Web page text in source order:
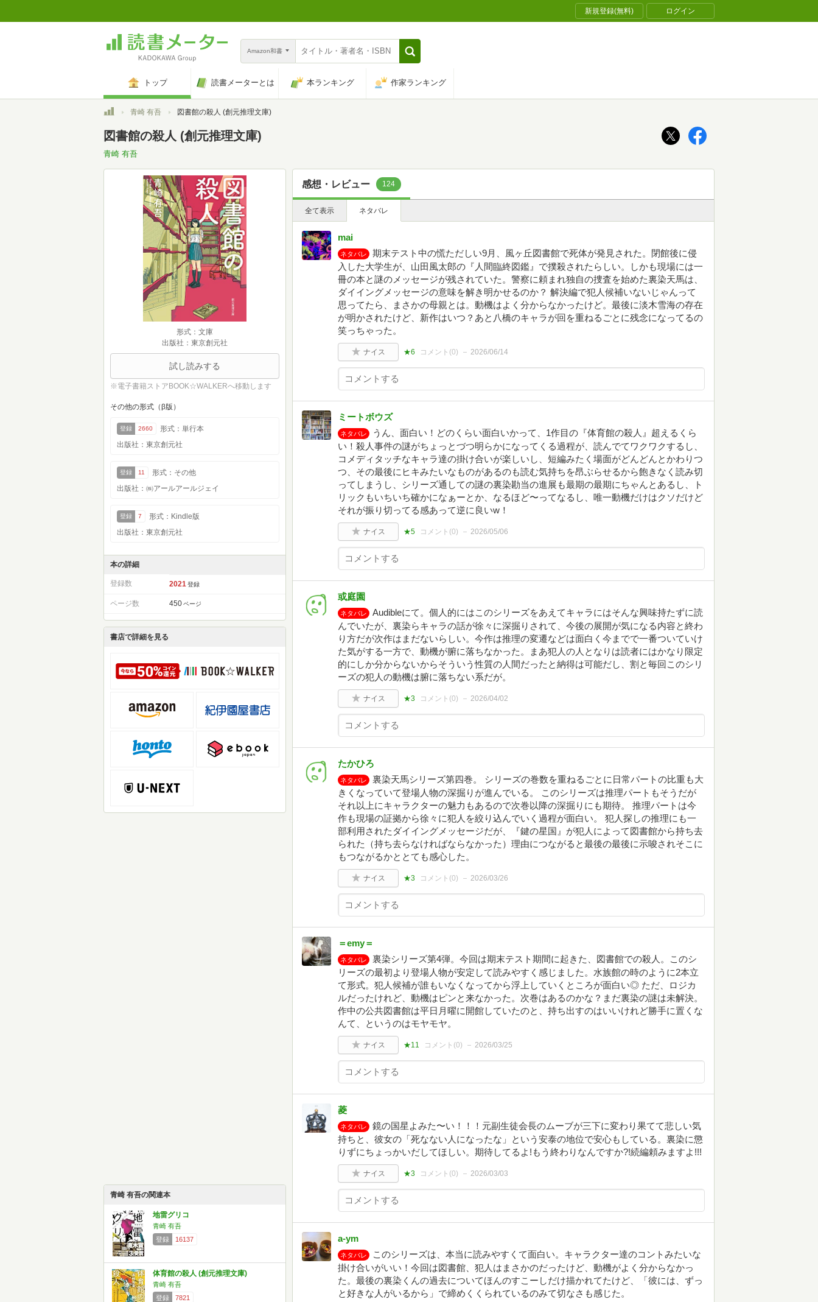
新規登録(無料) ログイン
Amazon和書
トップ 読書メーターとは 本ランキング 作家ランキング
トップ青崎 有吾 図書館の殺人 (創元推理文庫)
図書館の殺人 (創元推理文庫)
青崎 有吾
形式：文庫
出版社：東京創元社
試し読みする
※電子書籍ストアBOOK☆WALKERへ移動します
その他の形式（β版）
登録 2660
形式：単行本
出版社：東京創元社
登録 11
形式：その他
出版社：㈱アールアールジェイ
登録 7
形式：Kindle版
出版社：東京創元社
本の詳細
登録数 2021 登録
ページ数 450 ページ
書店で詳細を見る
青崎 有吾の関連本
地雷グリコ
青崎 有吾
登録
16137
体育館の殺人 (創元推理文庫)
青崎 有吾
登録
7821
感想・レビュー 124
全て表示 ネタバレ
mai
ネタバレ
期末テスト中の慌ただしい9月、風ヶ丘図書館で死体が発見された。閉館後に侵
入した大学生が、山田風太郎の『人間臨終図鑑』で撲殺されたらしい。しかも現場には一
冊の本と謎のメッセージが残されていた。警察に頼まれ独自の捜査を始めた裏染天馬は、
ダイイングメッセージの意味を解き明かせるのか？ 解決編で犯人候補いないじゃんって
思ってたら、まさかの母親とは。動機はよく分からなかったけど。最後に淡木雪海の存在
が明かされたけど、新作はいつ？あと八橋のキャラが回を重ねるごとに残念になってるの
笑っちゃった。
ナイス ★6 コメント(0) 2026/06/14
ミートボウズ
ネタバレ
うん、面白い！どのくらい面白いかって、1作目の『体育館の殺人』超えるくら
い！殺人事件の謎がちょっとづつ明らかになってくる過程が、読んでてワクワクするし、
コメディタッチなキャラ達の掛け合いが楽しいし、短編みたく場面がどんどんとかわりつ
つ、その最後にヒキみたいなものがあるのも読む気持ちを昂ぶらせるから飽きなく読み切
ってしまうし、シリーズ通しての謎の裏染勘当の進展も最期の最期にちゃんとあるし、ト
リックもいちいち確かになぁーとか、なるほど〜ってなるし、唯一動機だけはクソだけど
それが振り切ってる感あって逆に良いw！
ナイス ★5 コメント(0) 2026/05/06
或庭園
ネタバレ
Audibleにて。個人的にはこのシリーズをあえてキャラにはそんな興味持たずに読
んでいたが、裏染らキャラの話が徐々に深掘りされて、今後の展開が気になる内容と終わ
り方だが次作はまだないらしい。今作は推理の変遷などは面白く今までで一番ついていけ
た気がする一方で、動機が腑に落ちなかった。まあ犯人の人となりは読者にはかなり限定
的にしか分からないからそういう性質の人間だったと納得は可能だし、割と毎回このシリ
ーズの犯人の動機は腑に落ちない系だが。
ナイス ★3 コメント(0) 2026/04/02
たかひろ
ネタバレ
裏染天馬シリーズ第四巻。 シリーズの巻数を重ねるごとに日常パートの比重も大
きくなっていて登場人物の深掘りが進んでいる。 このシリーズは推理パートもそうだが
それ以上にキャラクターの魅力もあるので次巻以降の深掘りにも期待。 推理パートは今
作も現場の証拠から徐々に犯人を絞り込んでいく過程が面白い。 犯人探しの推理にも一
部利用されたダイイングメッセージだが、『鍵の星国』が犯人によって図書館から持ち去
られた（持ち去らなければならなかった）理由につながると最後の最後に示唆されそこに
もつながるかととても感心した。
ナイス ★3 コメント(0) 2026/03/26
＝emy＝
ネタバレ
裏染シリーズ第4弾。今回は期末テスト期間に起きた、図書館での殺人。このシ
リーズの最初より登場人物が安定して読みやすく感じました。水族館の時のように2本立
て形式。犯人候補が誰もいなくなってから浮上していくところが面白い◎ ただ、ロジカ
ルだったけれど、動機はピンと来なかった。次巻はあるのかな？まだ裏染の謎は未解決。
作中の公共図書館は平日月曜に開館していたのと、持ち出すのはいいけれど勝手に置くな
んて、というのはモヤモヤ。
ナイス ★11 コメント(0) 2026/03/25
菱
ネタバレ
鏡の国星よみた〜い！！！元副生徒会長のムーブが三下に変わり果てて悲しい気
持ちと、彼女の「死なない人になったな」という安泰の地位で安心もしている。裏染に懲
りずにちょっかいだしてほしい。期待してるよ!もう終わりなんですか?!続編頼みますよ!!!
ナイス ★3 コメント(0) 2026/03/03
a-ym
ネタバレ
このシリーズは、本当に読みやすくて面白い。キャラクター達のコントみたいな
掛け合いがいい！今回は図書館、犯人はまさかのだったけど、動機がよく分からなかっ
た。最後の裏染くんの過去についてほんのすこーしだけ描かれてたけど、「彼には、ずっ
と好きな人がいるから」で締めくくられているのみて切なさも感じた。